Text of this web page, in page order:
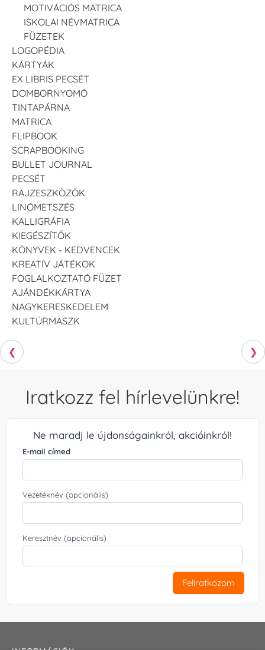
MOTIVÁCIÓS MATRICA
ISKOLAI NÉVMATRICA
FÜZETEK
LOGOPÉDIA
KÁRTYÁK
EX LIBRIS PECSÉT
DOMBORNYOMÓ
TINTAPÁRNA
MATRICA
FLIPBOOK
SCRAPBOOKING
BULLET JOURNAL
PECSÉT
RAJZESZKÖZÖK
LINÓMETSZÉS
KALLIGRÁFIA
KIEGÉSZÍTŐK
KÖNYVEK - KEDVENCEK
KREATÍV JÁTÉKOK
FOGLALKOZTATÓ FÜZET
AJÁNDÉKKÁRTYA
NAGYKERESKEDELEM
KULTÚRMASZK
❮ ❯
Iratkozz fel hírlevelünkre!
Ne maradj le újdonságainkról, akcióinkról!
E-mail címed
Vezetéknév (opcionális)
Keresztnév (opcionális)
Feliratkozom